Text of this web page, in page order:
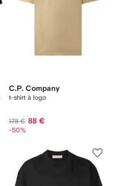
C.P. Company
t-shirt à logo
178 € 88 €
-50%